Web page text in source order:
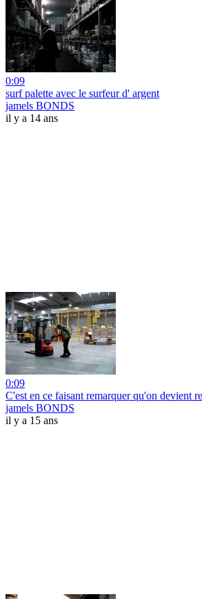
0:09
surf palette avec le surfeur d' argent
jamels BONDS
il y a 14 ans
0:09
C'est en ce faisant remarquer qu'on devient
jamels BONDS
il y a 15 ans